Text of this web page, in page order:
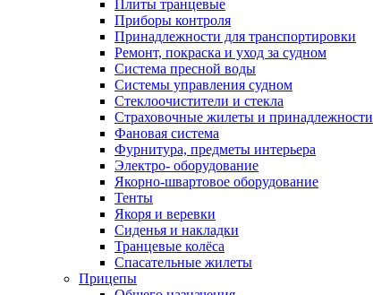
Плиты транцевые
Приборы контроля
Принадлежности для транспортировки
Ремонт, покраска и уход за судном
Система пресной воды
Системы управления судном
Стеклоочистители и стекла
Страховочные жилеты и принадлежности
Фановая система
Фурнитура, предметы интерьера
Электро- оборудование
Якорно-швартовое оборудование
Тенты
Якоря и веревки
Сиденья и накладки
Транцевые колёса
Спасательные жилеты
Прицепы